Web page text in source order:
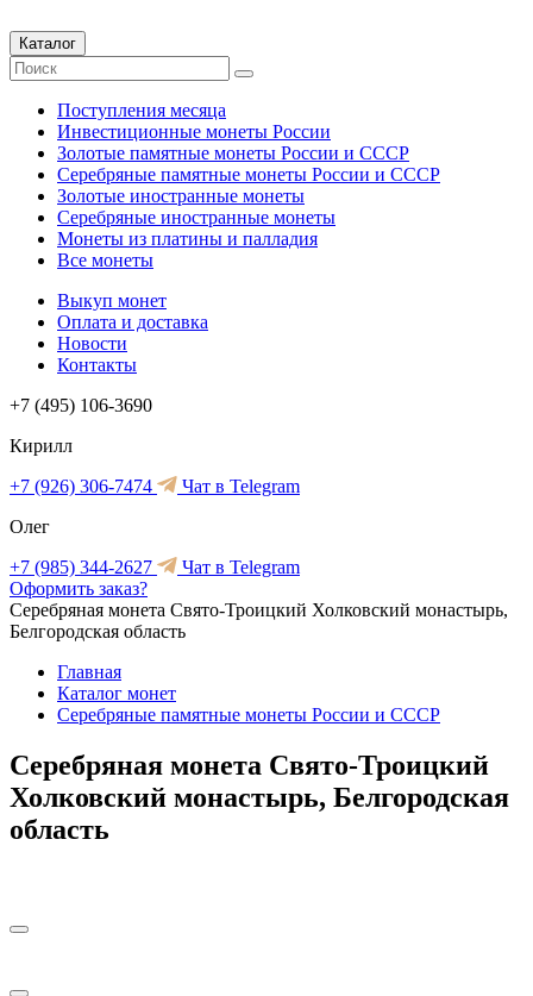
Каталог
Поступления месяца
Инвестиционные монеты России
Золотые памятные монеты России и СССР
Серебряные памятные монеты России и СССР
Золотые иностранные монеты
Серебряные иностранные монеты
Монеты из платины и палладия
Все монеты
Выкуп монет
Оплата и доставка
Новости
Контакты
+7 (495) 106-3690
Кирилл
+7 (926) 306-7474
Чат в Telegram
Олег
+7 (985) 344-2627
Чат в Telegram
Оформить заказ?
Серебряная монета Свято-Троицкий Холковский монастырь,
Белгородская область
Главная
Каталог монет
Серебряные памятные монеты России и СССР
Серебряная монета Свято-Троицкий
Холковский монастырь, Белгородская
область